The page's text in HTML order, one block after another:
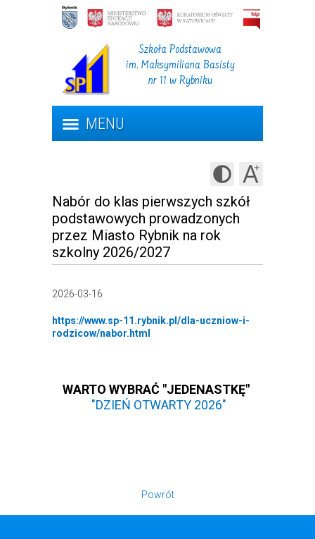
Szkoła Podstawowa
im. Maksymiliana Basisty
nr 11 w Rybniku
MENU
Nabór do klas pierwszych szkół
podstawowych prowadzonych
przez Miasto Rybnik na rok
szkolny 2026/2027
2026-03-16
https://www.sp-11.rybnik.pl/dla-uczniow-i-
rodzicow/nabor.html
WARTO WYBRAĆ "JEDENASTKĘ"
"DZIEŃ OTWARTY 2026"
Powrót